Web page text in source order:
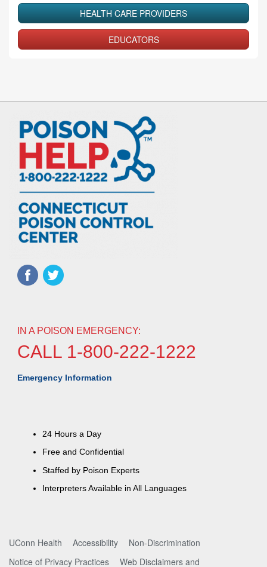
HEALTH CARE PROVIDERS
EDUCATORS
IN A POISON EMERGENCY:
CALL 1-800-222-1222
Emergency Information
24 Hours a Day
Free and Confidential
Staffed by Poison Experts
Interpreters Available in All Languages
UConn Health Accessibility
Non-Discrimination
Notice of Privacy Practices
Web Disclaimers and